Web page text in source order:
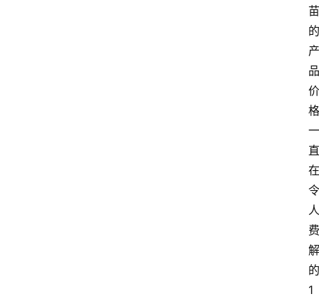
苗
的
产
品
价
格
一
直
在
令
人
费
解
的
1